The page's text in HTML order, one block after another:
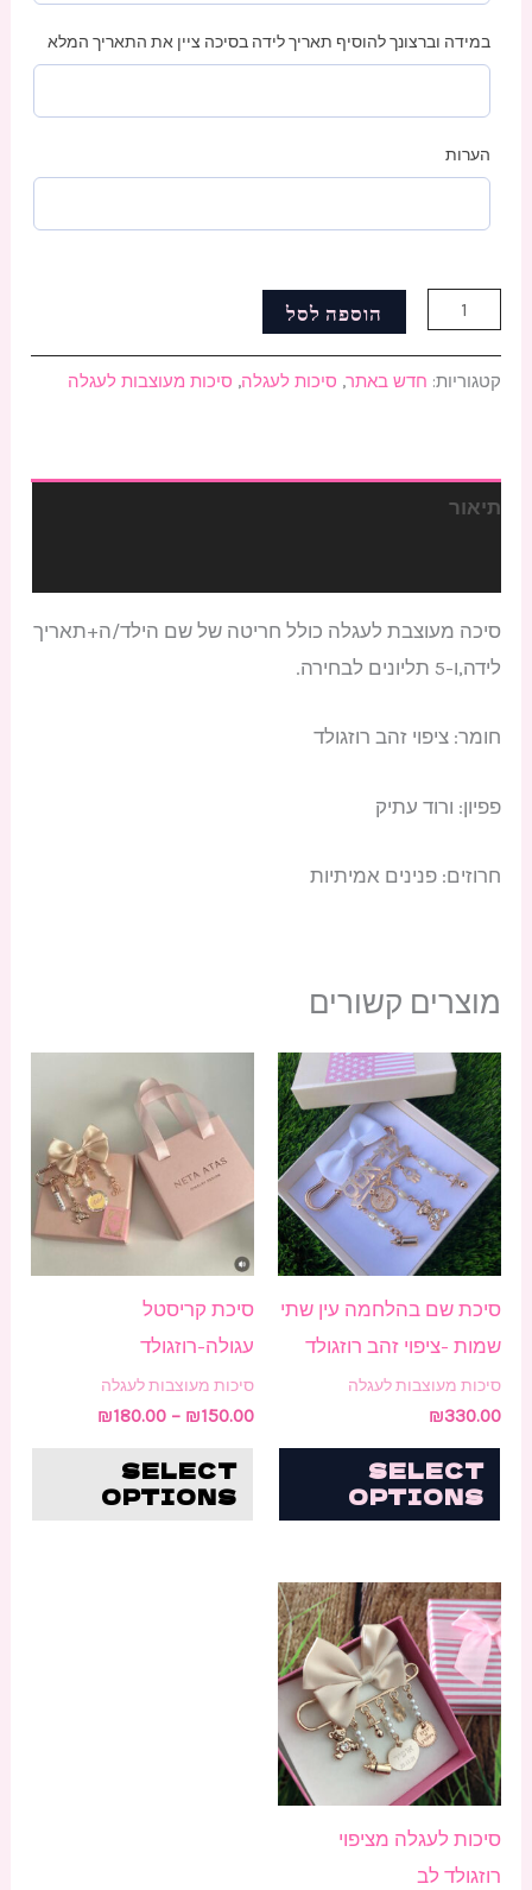
במידה וברצונך להוסיף תאריך לידה בסיכה ציין את התאריך המלא
הערות
הוספה לסל
קטגוריות: חדש באתר, סיכות לעגלה, סיכות מעוצבות לעגלה
תיאור
סיכה מעוצבת לעגלה כולל חריטה של שם הילד/ה+תאריך
לידה,ו-5 תליונים לבחירה.
חומר: ציפוי זהב רוזגולד
פפיון: ורוד עתיק
חרוזים: פנינים אמיתיות
מוצרים קשורים
סיכת שם בהלחמה עין שתי
שמות -ציפוי זהב רוזגולד
סיכות מעוצבות לעגלה
₪330.00
SELECT
OPTIONS
סיכת קריסטל
עגולה-רוזגולד
סיכות מעוצבות לעגלה
₪150.00
–
₪180.00
עד
SELECT
OPTIONS
סיכות לעגלה מציפוי
רוזגולד לב
טווח
מחירים:
עד
⁦₪190.00⁩
למוצר
זה
יש
סוגים.
ניתן